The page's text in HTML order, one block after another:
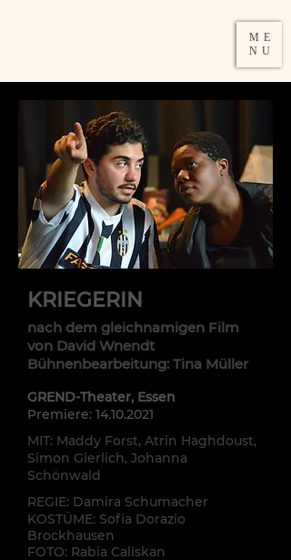
ME
NU
KRIEGERIN
nach dem gleichnamigen Film
von David Wnendt
Bühnenbearbeitung: Tina Müller
GREND-Theater, Essen​
Premiere: 14.10.2021
MIT: Maddy Forst, Atrin Haghdoust,
Simon Gierlich, Johanna
Schönwald
REGIE: Damira Schumacher
KOSTÜME: Sofia Dorazio
Brockhausen
FOTO: Rabia Caliskan